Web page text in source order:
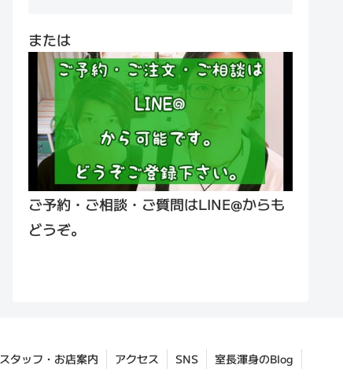
または
ご予約・ご相談・ご質問はLINE@からも
どうぞ。
スタッフ・お店案内 アクセス SNS 室長渾身のBlog